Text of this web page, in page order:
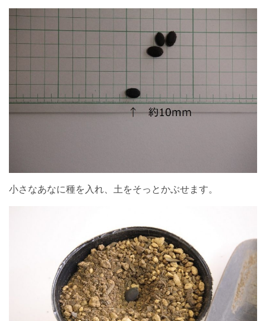
小さなあなに種を入れ、土をそっとかぶせます。